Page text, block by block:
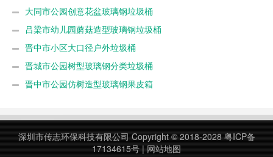
大同市公园创意花盆玻璃钢垃圾桶
吕梁市幼儿园蘑菇造型玻璃钢垃圾桶
晋中市小区大口径户外垃圾桶
晋城市公园树型玻璃钢分类垃圾桶
晋中市公园仿树造型玻璃钢果皮箱
深圳市传志环保科技有限公司 Copyright © 2018-2028 粤ICP备
17134615号 | 网站地图